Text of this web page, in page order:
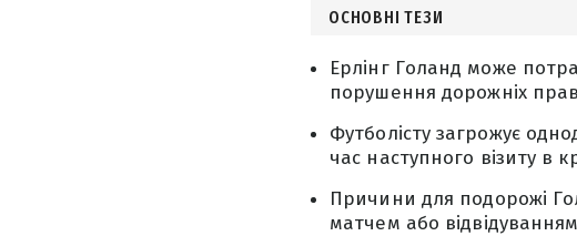
ОСНОВНІ ТЕЗИ
Ерлінг Голанд може
порушення дорожніх
Футболісту загрожує
час наступного візиту в
Причини для подорожі
матчем або